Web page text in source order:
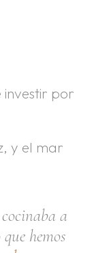
investir por
y el mar
a
hemos